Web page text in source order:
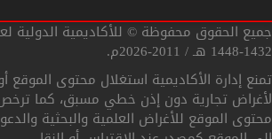
جميع الحقوق محفوظة © للأكاديمية الدولية
1432-1448 هـ / 2011-2026م.
تمنع إدارة الأكاديمية استغلال محتوى الموقع
لأغراض تجارية دون إذن خطي مسبق، كما
محتوى الموقع للأغراض العلمية والبحثية